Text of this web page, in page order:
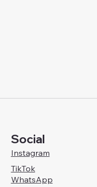
Social
Instagram
TikTok
WhatsApp